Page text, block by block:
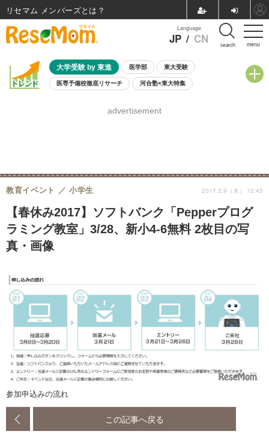
menu
Language
JP / CN search
大学受験 by 東進 医学部 東大受験
医専予備校徹底リサーチ 河合塾×東大特集
8月開催学校説明会・相談会
advertisement
【春休み2017】ソフトバンク「Pepperプログ
ラミング教室」3/28、新小4-6無料 2枚目の写
真・画像
教育イベント 小学生 2017.3.9（木） 15:45
参加申込みの流れ
この記事へ戻る
リセマム メンバーズ